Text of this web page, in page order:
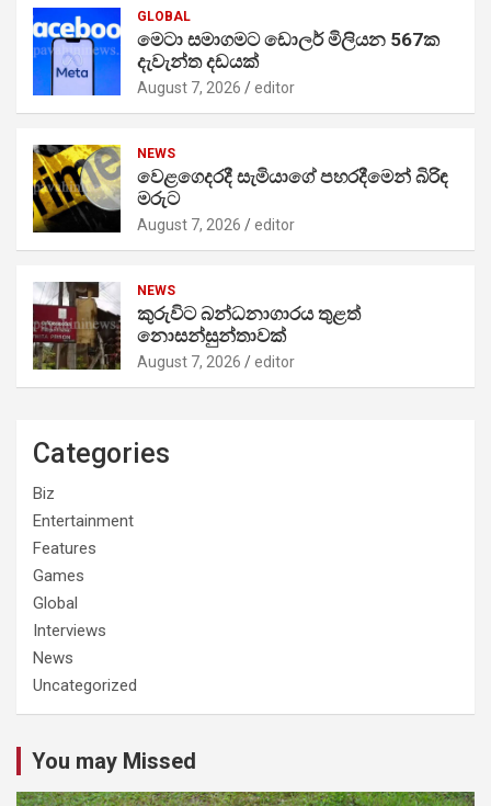
GLOBAL
මෙටා සමාගමට ඩොලර් මිලියන 567ක
දැවැන්ත දඩයක්
August 7, 2026 editor
NEWS
වෙළගෙදරදී සැමියාගේ පහරදීමෙන් බිරිඳ
මරුට
August 7, 2026 editor
NEWS
කුරුවිට බන්ධනාගාරය තුළත්
නොසන්සුන්තාවක්
August 7, 2026 editor
Categories
Biz
Entertainment
Features
Games
Global
Interviews
News
Uncategorized
You may Missed